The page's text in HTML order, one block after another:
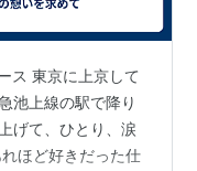
ス 東京に上京して
池上線の駅で降り
げて、ひとり、涙
ほど好きだった仕